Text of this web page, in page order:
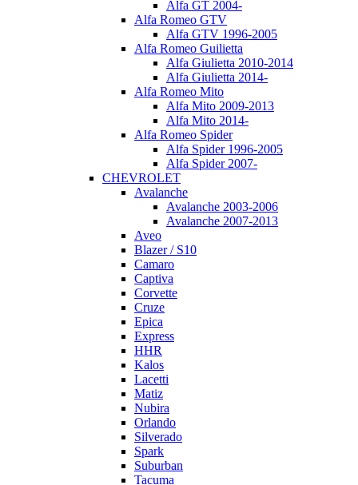
Alfa GT 2004-
Alfa Romeo GTV
Alfa GTV 1996-2005
Alfa Romeo Guilietta
Alfa Giulietta 2010-2014
Alfa Giulietta 2014-
Alfa Romeo Mito
Alfa Mito 2009-2013
Alfa Mito 2014-
Alfa Romeo Spider
Alfa Spider 1996-2005
Alfa Spider 2007-
CHEVROLET
Avalanche
Avalanche 2003-2006
Avalanche 2007-2013
Aveo
Blazer / S10
Camaro
Captiva
Corvette
Cruze
Epica
Express
HHR
Kalos
Lacetti
Matiz
Nubira
Orlando
Silverado
Spark
Suburban
Tacuma